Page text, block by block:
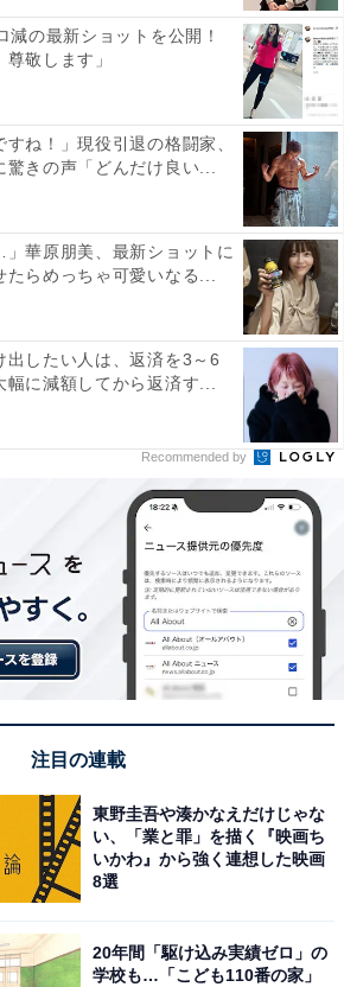
減の最新ショットを公開！
尊敬します」
すね！」現役引退の格闘家、
驚きの声「どんだけ良い...
」華原朋美、最新ショットに
たらめっちゃ可愛いなる...
出したい人は、返済を3～6
幅に減額してから返済す...
Recommended by
注目の連載
東野圭吾や湊かなえだけじゃな
い、「業と罪」を描く『映画ち
いかわ』から強く連想した映画
8選
20年間「駆け込み実績ゼロ」の
学校も…「こども110番の家」